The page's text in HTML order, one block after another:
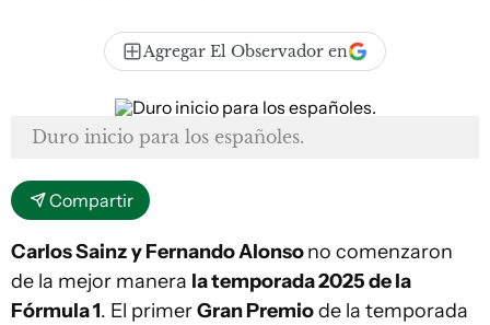
Agregar El Observador en
Duro inicio para los españoles.
Compartir
Carlos Sainzy Fernando Alonsono comenzaron
de la mejor manera la temporada 2025 de la
Fórmula 1. El primerGran Premiode la temporada